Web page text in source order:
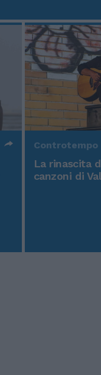
Controtempo
La rinascita
canzoni di